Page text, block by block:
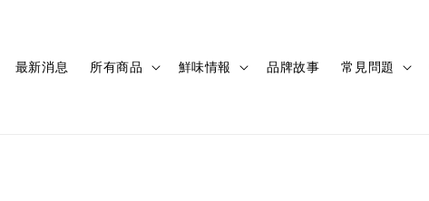
最新消息 所有商品 鮮味情報 品牌故事 常見問題